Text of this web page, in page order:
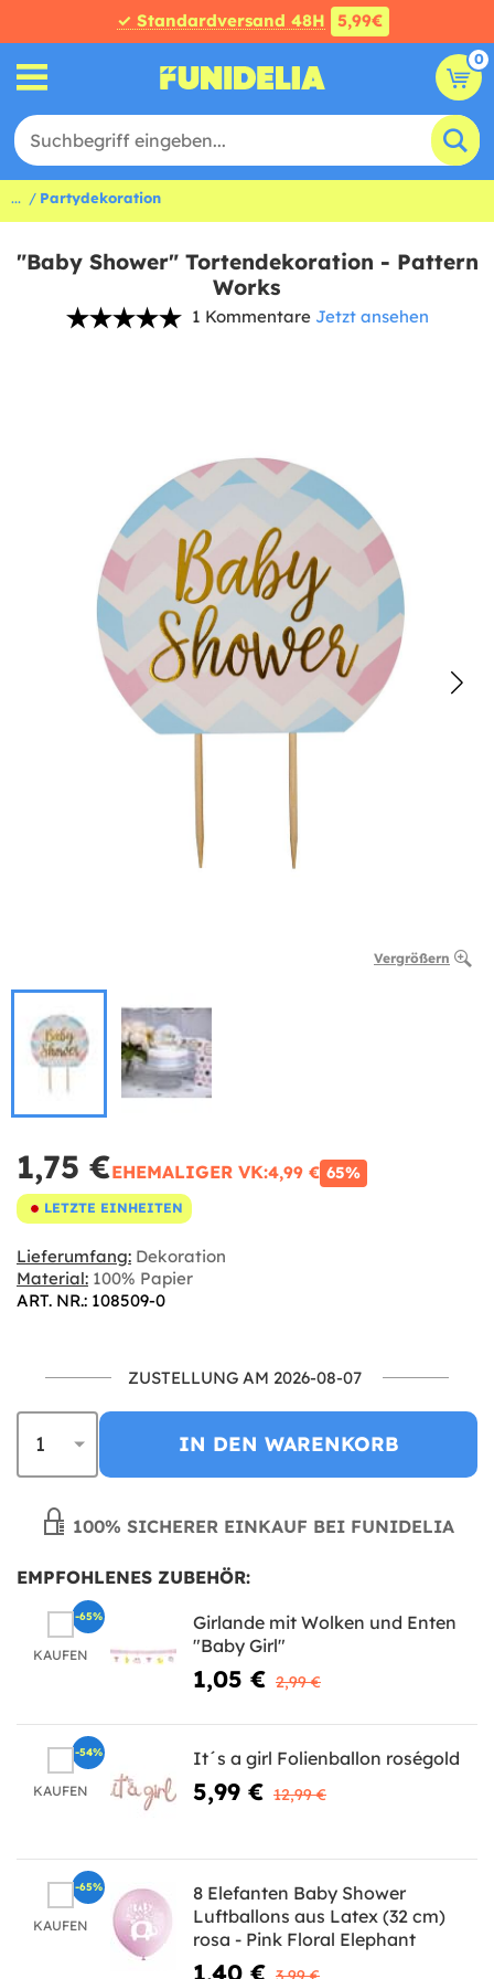
✓ Standardversand 48H 5,99€
0
... Partydekoration
"Baby Shower" Tortendekoration - Pattern
Works
1 Kommentare Jetzt ansehen
Vergrößern
1,75 €EHEMALIGER VK:4,99 € 65%
LETZTE EINHEITEN
Lieferumfang: Dekoration
Material: 100% Papier
ART. NR.: 108509-0
ZUSTELLUNG AM 2026-08-07
IN DEN WARENKORB
100% SICHERER EINKAUF BEI FUNIDELIA
EMPFOHLENES ZUBEHÖR:
KAUFEN
Girlande mit Wolken und Enten
"Baby Girl"
1,05 € 2,99 €
-65%
KAUFEN
It´s a girl Folienballon roségold
5,99 € 12,99 €
-54%
KAUFEN
8 Elefanten Baby Shower
Luftballons aus Latex (32 cm)
rosa - Pink Floral Elephant
1,40 €
-65%